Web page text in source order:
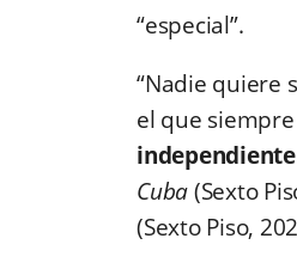
“especial”.
“Nadie quiere
el que
independiente
Cuba(Sexto
(Sexto Piso,